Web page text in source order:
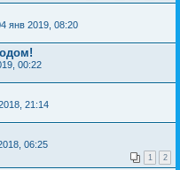
янв 2019, 08:20
00:22
21:14
06:25
1 2